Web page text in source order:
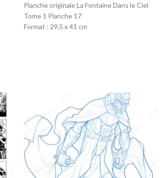
Planche originale La Fontaine Dans le Ciel
Tome 1 Planche 17
Format : 29,5 x 41 cm